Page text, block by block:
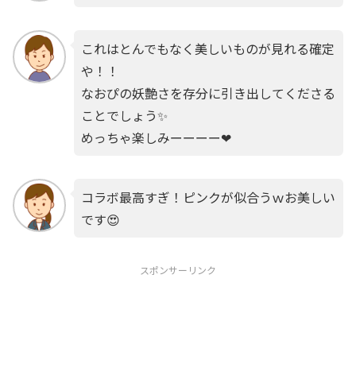
これはとんでもなく美しいものが見れる確定
や！！
なおぴの妖艶さを存分に引き出してくださる
ことでしょう✨
めっちゃ楽しみーーーー❤
コラボ最高すぎ！ピンクが似合うｗお美しい
です😍
スポンサーリンク